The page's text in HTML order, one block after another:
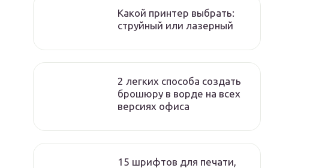
Какой принтер выбрать:
струйный или лазерный
2 легких способа создать
брошюру в ворде на всех
версиях офиса
15 шрифтов для печати,